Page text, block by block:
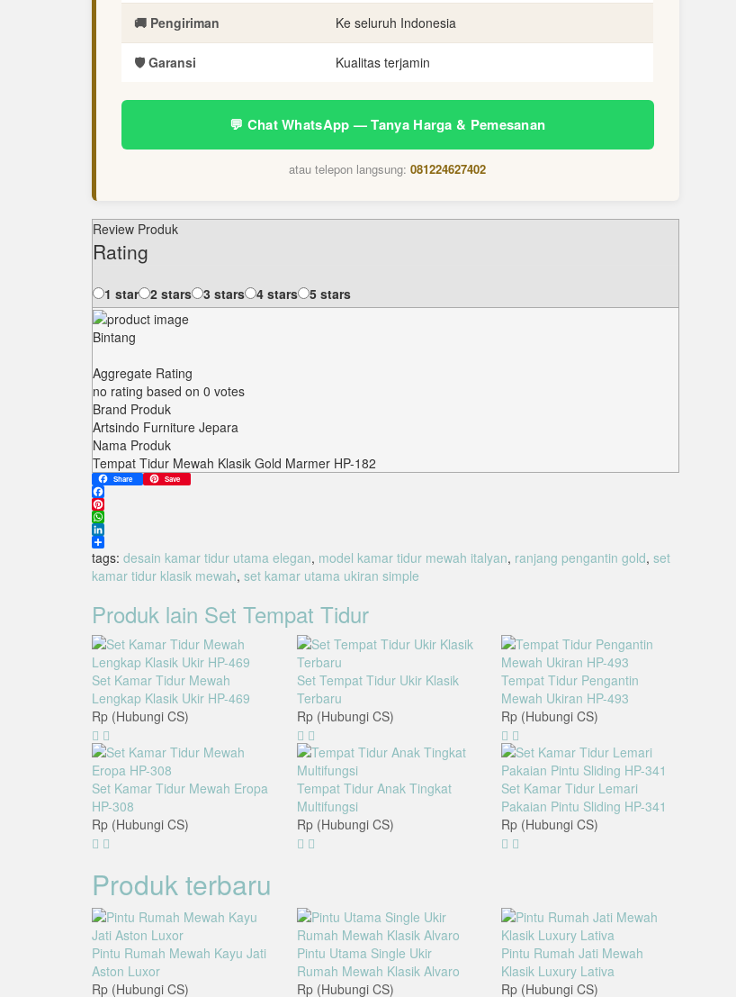
🚚 Pengiriman Ke seluruh Indonesia
🛡️ Garansi Kualitas terjamin
💬 Chat WhatsApp — Tanya Harga & Pemesanan
atau telepon langsung:081224627402
Review Produk
Rating
1 star 2 stars 3 stars 4 stars 5 stars
Bintang
Aggregate Rating
no rating based on 0 votes
Brand Produk
Artsindo Furniture Jepara
Nama Produk
Tempat Tidur Mewah Klasik Gold Marmer HP-182
Share Save
Facebook
Pinterest
WhatsApp
LinkedIn
Share
tags: desain kamar tidur utama elegan, model kamar tidur mewah italyan, ranjang pengantin gold, set
kamar tidur klasik mewah, set kamar utama ukiran simple
Produk lain Set Tempat Tidur
Set Kamar Tidur Mewah
Lengkap Klasik Ukir HP-469
Rp (Hubungi CS)
Set Tempat Tidur Ukir Klasik
Terbaru
Rp (Hubungi CS)
Tempat Tidur Pengantin
Mewah Ukiran HP-493
Rp (Hubungi CS)
Set Kamar Tidur Mewah Eropa
HP-308
Rp (Hubungi CS)
Tempat Tidur Anak Tingkat
Multifungsi
Rp (Hubungi CS)
Set Kamar Tidur Lemari
Pakaian Pintu Sliding HP-341
Rp (Hubungi CS)
Produk terbaru
Pintu Rumah Mewah Kayu Jati
Aston Luxor
Rp (Hubungi CS)
Pintu Utama Single Ukir
Rumah Mewah Klasik Alvaro
Rp (Hubungi CS)
Pintu Rumah Jati Mewah
Klasik Luxury Lativa
Rp (Hubungi CS)